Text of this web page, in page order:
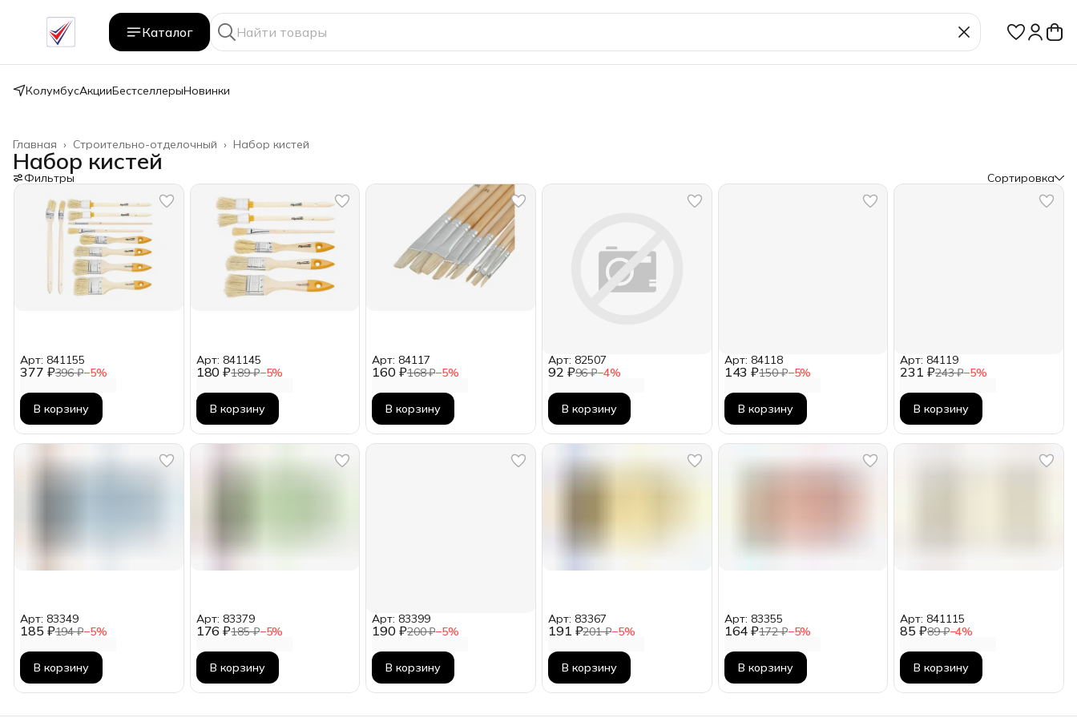
Каталог
КолумбусАкцииБестселлерыНовинки
Набор кистей
Строительно-отделочный ›
Главная ›
Набор кистей
Фильтры Сортировка
377 ₽396 ₽−5%
Арт: 841155
В корзину
180 ₽189 ₽−5%
Арт: 841145
В корзину
160 ₽168 ₽−5%
Арт: 84117
В корзину
92 ₽96 ₽−4%
Арт: 82507
В корзину
143 ₽150 ₽−5%
Арт: 84118
В корзину
231 ₽243 ₽−5%
Арт: 84119
В корзину
185 ₽194 ₽−5%
Арт: 83349
В корзину
176 ₽185 ₽−5%
Арт: 83379
В корзину
190 ₽200 ₽−5%
Арт: 83399
В корзину
191 ₽201 ₽−5%
Арт: 83367
В корзину
164 ₽172 ₽−5%
Арт: 83355
В корзину
85 ₽89 ₽−4%
Арт: 841115
В корзину